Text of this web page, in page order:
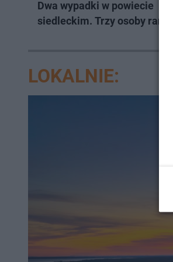
Dwa wypadki w powiecie
siedleckim. Trzy osoby ranne!
LOKALNIE: